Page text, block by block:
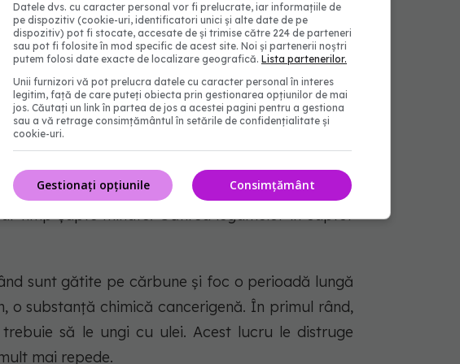
lor, bogate în fibre, sunt eliminate. Însă nu
de sațietate și la îmbunătățirea digestiei. Mult
Doar pune legumele în bender și adaugă puțină
sănătos și hrănitor.
când gătești și consumi legumele se numără și
că ai respectat o rețetă pas cu pas, asta nu
fierberea sau gătirea prelungită a legumelor.
timp șapte minute. Gătirea legumelor în cuptor
sunt gătite pe cărbune și foc o perioadă lungă
o substanță chimică cancerigenă. În primul rând,
să le ungi cu ulei. Acest lucru le distruge
mai repede.
Datele dvs. cu caracter personal vor fi prelucrate, iar informațiile de
pe dispozitiv (cookie-uri, identificatori unici și alte date de pe
dispozitiv) pot fi stocate, accesate de și trimise către 224 de parteneri
sau pot fi folosite în mod specific de acest site. Noi și partenerii noștri
putem folosi date exacte de localizare geografică. Lista partenerilor.
Unii furnizori vă pot prelucra datele cu caracter personal în interes
legitim, față de care puteți obiecta prin gestionarea opțiunilor de mai
jos. Căutați un link în partea de jos a acestei pagini pentru a gestiona
sau a vă retrage consimțământul în setările de confidențialitate și
cookie-uri.
Consimțământ
Gestionați opțiunile